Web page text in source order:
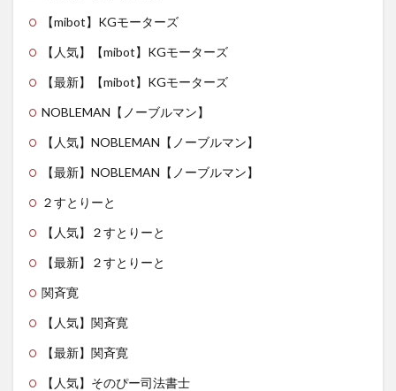
【mibot】KGモーターズ
【人気】【mibot】KGモーターズ
【最新】【mibot】KGモーターズ
NOBLEMAN【ノーブルマン】
【人気】NOBLEMAN【ノーブルマン】
【最新】NOBLEMAN【ノーブルマン】
２すとりーと
【人気】２すとりーと
【最新】２すとりーと
関斉寛
【人気】関斉寛
【最新】関斉寛
【人気】そのぴー司法書士